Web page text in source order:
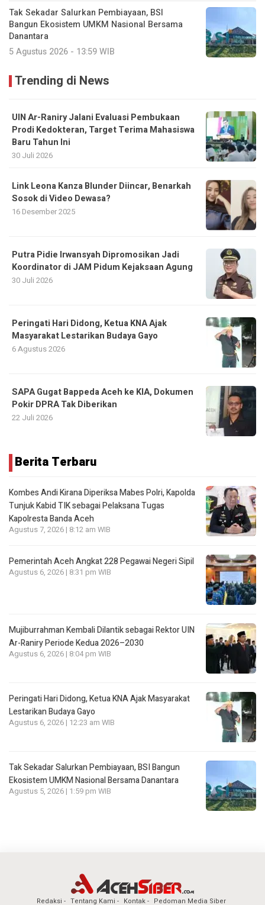
Tak Sekadar Salurkan Pembiayaan, BSI
Bangun Ekosistem UMKM Nasional Bersama
Danantara
5 Agustus 2026 - 13:59 WIB
Trending di News
UIN Ar-Raniry Jalani Evaluasi Pembukaan
Prodi Kedokteran, Target Terima Mahasiswa
Baru Tahun Ini
30 Juli 2026
Link Leona Kanza Blunder Diincar, Benarkah
Sosok di Video Dewasa?
16 Desember 2025
Putra Pidie Irwansyah Dipromosikan Jadi
Koordinator di JAM Pidum Kejaksaan Agung
30 Juli 2026
Peringati Hari Didong, Ketua KNA Ajak
Masyarakat Lestarikan Budaya Gayo
6 Agustus 2026
SAPA Gugat Bappeda Aceh ke KIA, Dokumen
Pokir DPRA Tak Diberikan
22 Juli 2026
Berita Terbaru
Kombes Andi Kirana Diperiksa Mabes Polri, Kapolda
Tunjuk Kabid TIK sebagai Pelaksana Tugas
Kapolresta Banda Aceh
Agustus 7, 2026 | 8:12 am WIB
Pemerintah Aceh Angkat 228 Pegawai Negeri Sipil
Agustus 6, 2026 | 8:31 pm WIB
Mujiburrahman Kembali Dilantik sebagai Rektor UIN
Ar-Raniry Periode Kedua 2026–2030
Agustus 6, 2026 | 8:04 pm WIB
Peringati Hari Didong, Ketua KNA Ajak Masyarakat
Lestarikan Budaya Gayo
Agustus 6, 2026 | 12:23 am WIB
Tak Sekadar Salurkan Pembiayaan, BSI Bangun
Ekosistem UMKM Nasional Bersama Danantara
Agustus 5, 2026 | 1:59 pm WIB
Redaksi Tentang Kami Kontak Pedoman Media Siber